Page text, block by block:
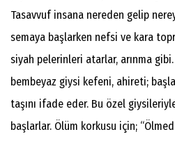
Tasavvuf insana nereden gelip
semaya başlarken nefsi ve kara
siyah pelerinleri atarlar, arınma
bembeyaz giysi kefeni, ahireti;
taşını ifade eder. Bu özel
başlarlar. Ölüm korkusu için;